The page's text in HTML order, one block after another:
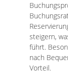
steigern,
führt.
nach
Vorteil.